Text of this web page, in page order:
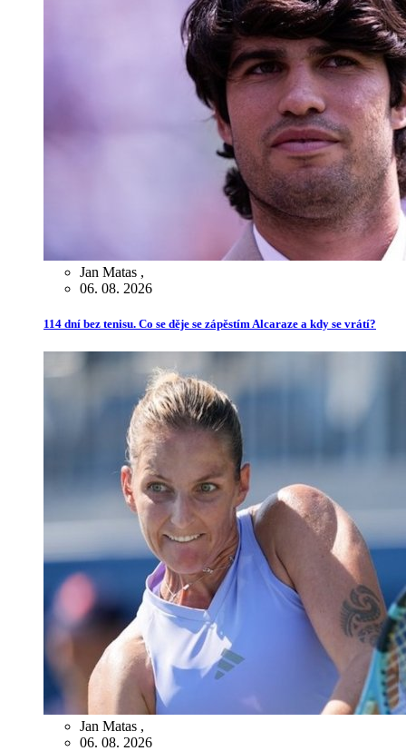
Jan Matas ,
06. 08. 2026
114 dní bez tenisu. Co se děje se zápěstím Alcaraze a kdy se vrátí?
Jan Matas ,
06. 08. 2026